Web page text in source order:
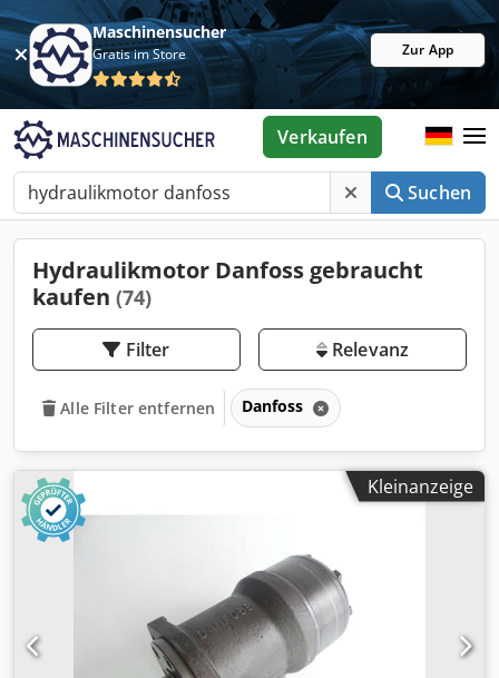
Maschinensucher
Gratis im Store Zur App
Suchen
Verkaufen
Hydraulikmotor Danfoss gebraucht
kaufen (74)
Filter Relevanz
Alle Filter entfernen Danfoss
Kleinanzeige